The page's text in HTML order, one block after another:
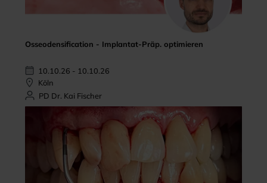
Osseodensification - Implantat-Präp. optimieren
10.10.26 - 10.10.26
Köln
PD Dr. Kai Fischer